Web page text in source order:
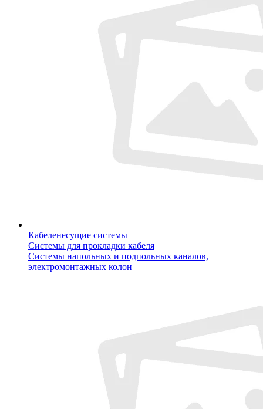
Кабеленесущие системы
Системы для прокладки кабеля
Системы напольных и подпольных каналов,
электромонтажных колон